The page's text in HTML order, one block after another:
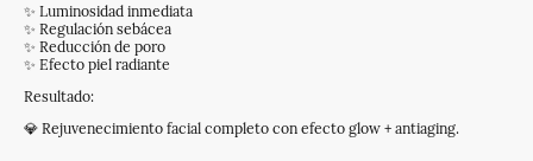
✨ Luminosidad inmediata
✨ Regulación sebácea
✨ Reducción de poro
✨ Efecto piel radiante
Resultado:
💎 Rejuvenecimiento facial completo con efecto glow + antiaging.